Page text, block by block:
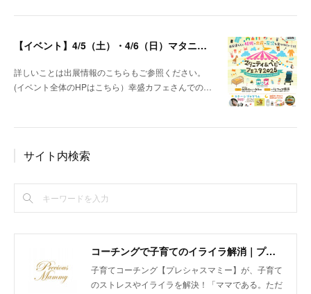
【イベント】4/5（土）・4/6（日）マタニティ＆ベビーフェスタ＠パシフィコ横浜 出展します！
詳しいことは出展情報のこちらもご参照ください。
(イベント全体のHPはこちら）幸盛カフェさんでの…
サイト内検索
コーチングで子育てのイライラ解消｜プレシャスマミー 公式ホームページ
子育てコーチング【プレシャスマミー】が、子育て
のストレスやイライラを解決！「ママである。ただ